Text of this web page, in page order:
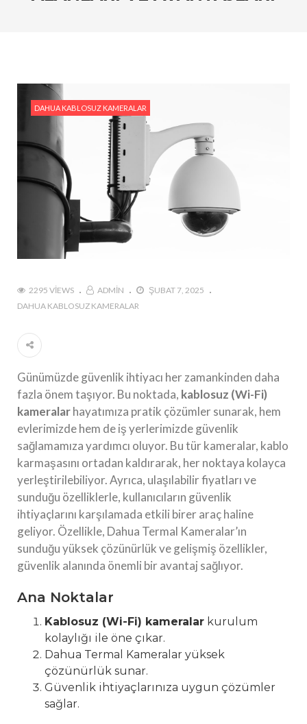
#Analog HD ve IP Kameraları Birlikte Kullanmanın
Avantajları
#Dahua Yapay Zeka Destekli Kameralar ile Gece ve
Gündüz Güvenlik Çözümleri
#Dahua Güvenlik Sistemleri: Ev ve İşyerleri İçin
Komple Çözümler
#PTZ Kameralar ile 360 Derece Güvenlik: Tüm
Açılara Hakim Olun
DAHUA KABLOSUZ KAMERALAR
2295 VIEWS ADMIN
ŞUBAT 7, 2025
DAHUA KABLOSUZ KAMERALAR
Günümüzde güvenlik ihtiyacı her zamankinden daha
fazla önem taşıyor. Bu noktada, kablosuz (Wi-Fi)
kameralarhayatımıza pratik çözümler sunarak, hem
evlerimizde hem de iş yerlerimizde güvenlik
sağlamamıza yardımcı oluyor. Bu tür kameralar, kablo
karmaşasını ortadan kaldırarak, her noktaya kolayca
yerleştirilebiliyor. Ayrıca, ulaşılabilir fiyatları ve
sunduğu özelliklerle, kullanıcıların güvenlik
ihtiyaçlarını karşılamada etkili birer araç haline
geliyor. Özellikle, Dahua Termal Kameralar’ın
sunduğu yüksek çözünürlük ve gelişmiş özellikler,
güvenlik alanında önemli bir avantaj sağlıyor.
Ana Noktalar
Kablosuz (Wi-Fi) kameralar kurulum
kolaylığı ile öne çıkar.
Dahua Termal Kameralar yüksek
çözünürlük sunar.
Güvenlik ihtiyaçlarınıza uygun çözümler
sağlar.